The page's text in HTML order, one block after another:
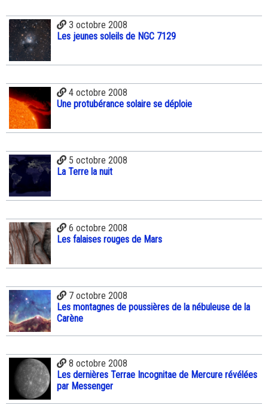
3 octobre 2008
Les jeunes soleils de NGC 7129
4 octobre 2008
Une protubérance solaire se déploie
5 octobre 2008
La Terre la nuit
6 octobre 2008
Les falaises rouges de Mars
7 octobre 2008
Les montagnes de poussières de la nébuleuse de la
Carène
8 octobre 2008
Les dernières Terrae Incognitae de Mercure révélées
par Messenger